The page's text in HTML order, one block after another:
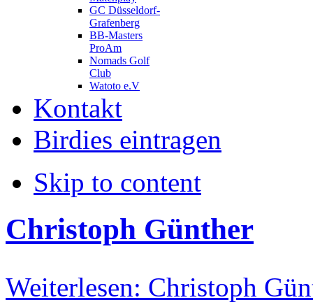
GC Düsseldorf-
Grafenberg
BB-Masters
ProAm
Nomads Golf
Club
Watoto e.V
Kontakt
Birdies eintragen
Skip to content
Christoph Günther
Weiterlesen: Christoph